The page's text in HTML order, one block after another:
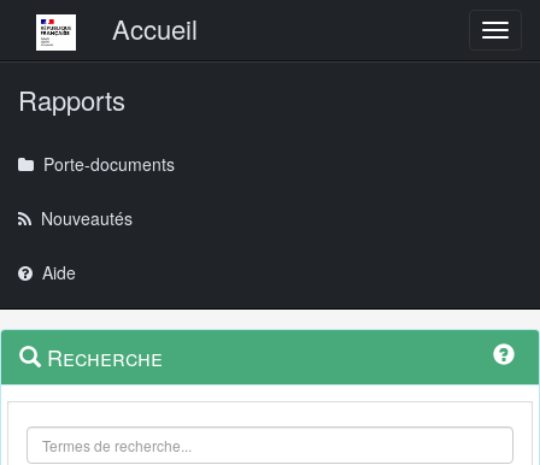
Menu principalAccueil
Rapports
Porte-documents
Nouveautés
Aide
Navigation
outils
Menu
contextuel
Recherche